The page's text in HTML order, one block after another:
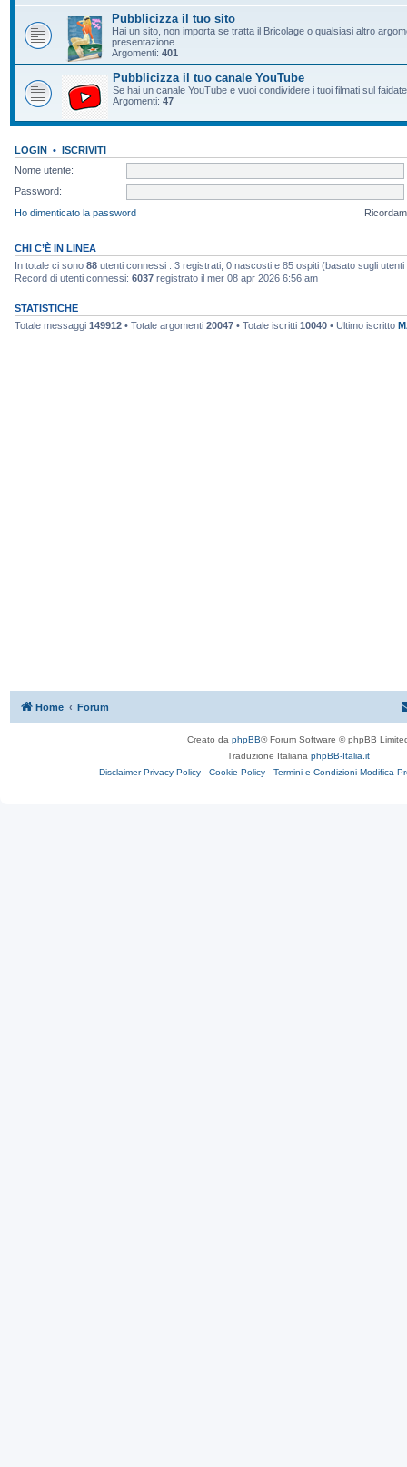
Pubblicizza il tuo sito
Hai un sito, non importa se tratta il Bricolage o qualsiasi altro
presentazione
Argomenti: 401
Pubblicizza il tuo canale YouTube
Se hai un canale YouTube e vuoi condividere i tuoi filmati sul
Argomenti: 47
LOGIN • ISCRIVITI
Nome utente:
Password:
Ho dimenticato la password
CHI C’È IN LINEA
In totale ci sono 88 utenti connessi : 3 registrati, 0 nascosti e 85 ospiti (basato sugli utenti
Record di utenti connessi: 6037 registrato il mer 08 apr 2026 6:56 am
STATISTICHE
Totale messaggi 149912 • Totale argomenti 20047 • Totale iscritti 10040 • Ultimo iscritto
Home Forum
Creato da phpBB® Forum Software © phpBB
Traduzione Italiana phpBB-Italia.it
Disclaimer Privacy Policy - Cookie Policy - Termini e Condizioni Modifica